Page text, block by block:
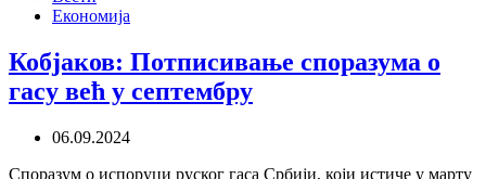
Економија
Кобјаков: Потписивање споразума о
гасу већ у септембру
06.09.2024
Споразум о испоруци руског гаса Србији, који истиче у марту